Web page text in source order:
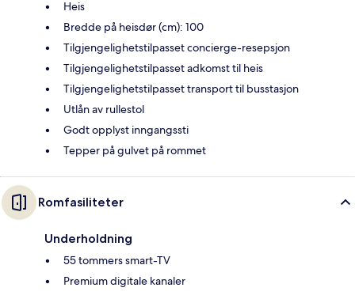
Heis
Bredde på heisdør (cm): 100
Tilgjengelighetstilpasset concierge-resepsjon
Tilgjengelighetstilpasset adkomst til heis
Tilgjengelighetstilpasset transport til busstasjon
Utlån av rullestol
Godt opplyst inngangssti
Tepper på gulvet på rommet
Romfasiliteter
Underholdning
55 tommers smart-TV
Premium digitale kanaler